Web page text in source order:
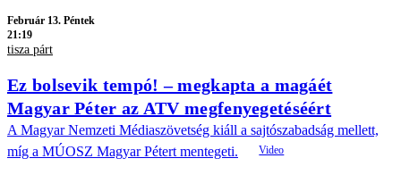
Február 13. Péntek
21:19
tisza párt
Ez bolsevik tempó! – megkapta a magáét
Magyar Péter az ATV megfenyegetéséért
A Magyar Nemzeti Médiaszövetség kiáll a sajtószabadság mellett,
míg a MÚOSZ Magyar Pétert mentegeti.